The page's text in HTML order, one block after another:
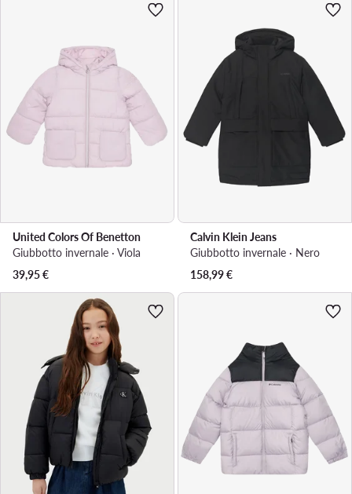
United Colors Of Benetton
Giubbotto invernale · Viola
39,95€
Calvin Klein Jeans
Giubbotto invernale · Nero
158,99€